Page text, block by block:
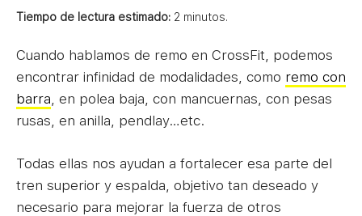
Tiempo de lectura estimado: 2 minutos.
Cuando hablamos de remo en CrossFit, podemos
encontrar infinidad de modalidades, como remo con
barra , en polea baja, con mancuernas, con pesas
rusas, en anilla, pendlay…etc.
Todas ellas nos ayudan a fortalecer esa parte del
tren superior y espalda, objetivo tan deseado y
necesario para mejorar la fuerza de otros